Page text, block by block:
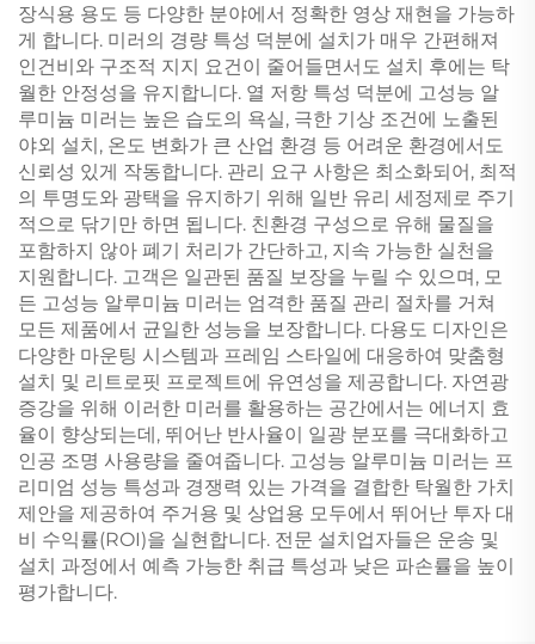
장식용 용도 등 다양한 분야에서 정확한 영상 재현을 가능하
게 합니다. 미러의 경량 특성 덕분에 설치가 매우 간편해져
인건비와 구조적 지지 요건이 줄어들면서도 설치 후에는 탁
월한 안정성을 유지합니다. 열 저항 특성 덕분에 고성능 알
루미늄 미러는 높은 습도의 욕실, 극한 기상 조건에 노출된
야외 설치, 온도 변화가 큰 산업 환경 등 어려운 환경에서도
신뢰성 있게 작동합니다. 관리 요구 사항은 최소화되어, 최적
의 투명도와 광택을 유지하기 위해 일반 유리 세정제로 주기
적으로 닦기만 하면 됩니다. 친환경 구성으로 유해 물질을
포함하지 않아 폐기 처리가 간단하고, 지속 가능한 실천을
지원합니다. 고객은 일관된 품질 보장을 누릴 수 있으며, 모
든 고성능 알루미늄 미러는 엄격한 품질 관리 절차를 거쳐
모든 제품에서 균일한 성능을 보장합니다. 다용도 디자인은
다양한 마운팅 시스템과 프레임 스타일에 대응하여 맞춤형
설치 및 리트로핏 프로젝트에 유연성을 제공합니다. 자연광
증강을 위해 이러한 미러를 활용하는 공간에서는 에너지 효
율이 향상되는데, 뛰어난 반사율이 일광 분포를 극대화하고
인공 조명 사용량을 줄여줍니다. 고성능 알루미늄 미러는 프
리미엄 성능 특성과 경쟁력 있는 가격을 결합한 탁월한 가치
제안을 제공하여 주거용 및 상업용 모두에서 뛰어난 투자 대
비 수익률(ROI)을 실현합니다. 전문 설치업자들은 운송 및
설치 과정에서 예측 가능한 취급 특성과 낮은 파손률을 높이
평가합니다.